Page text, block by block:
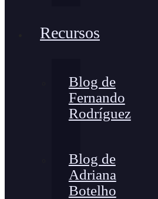
Recursos
Blog de
Fernando
Rodríguez
Blog de
Adriana
Botelho